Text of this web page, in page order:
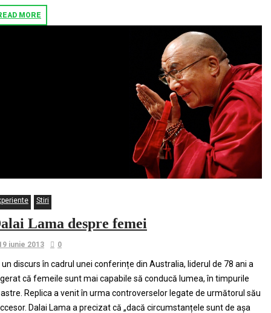
MORE
Stiri
Lama despre femei
iunie 2013 0
un discurs în cadrul unei conferințe din Australia, liderul de 78 ani a
că femeile sunt mai capabile să conducă lumea, în timpurile
Replica a venit în urma controverselor legate de următorul său
Dalai Lama a precizat că „dacă circumstanțele sunt de așa